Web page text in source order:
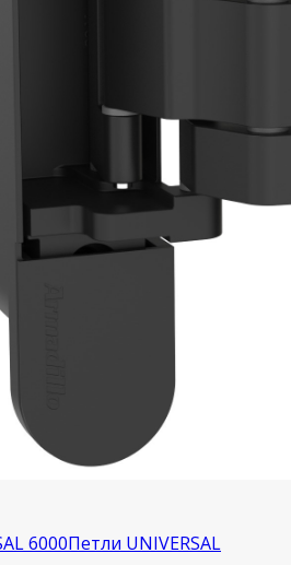
товар
Петли UNIVERSAL